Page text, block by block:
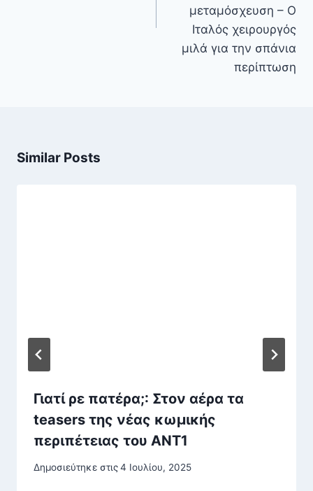
μεταμόσχευση – Ο
Ιταλός χειρουργός
μιλά για την σπάνια
περίπτωση
Similar Posts
Γιατί ρε πατέρα;: Στον αέρα τα
teasers της νέας κωμικής
περιπέτειας του ΑΝΤ1
Δημοσιεύτηκε στις4 Ιουλίου, 2025